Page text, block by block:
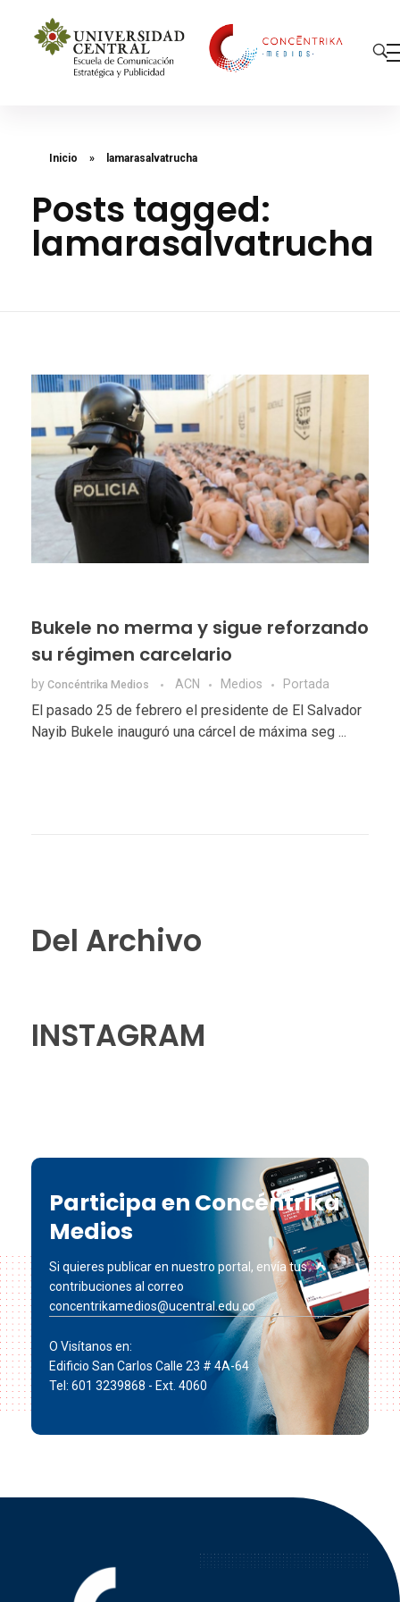
Inicio » lamarasalvatrucha
Posts tagged:
lamarasalvatrucha
Bukele no merma y sigue reforzando
su régimen carcelario
by Concéntrika Medios ACN Medios Portada
El pasado 25 de febrero el presidente de El Salvador
Nayib Bukele inauguró una cárcel de máxima seg ...
Del Archivo
INSTAGRAM
Participa en Concéntrika
Medios
Si quieres publicar en nuestro portal, envía tus
contribuciones al correo
concentrikamedios@ucentral.edu.co
O Visítanos en:
Edificio San Carlos Calle 23 # 4A-64
Tel: 601 3239868 - Ext. 4060